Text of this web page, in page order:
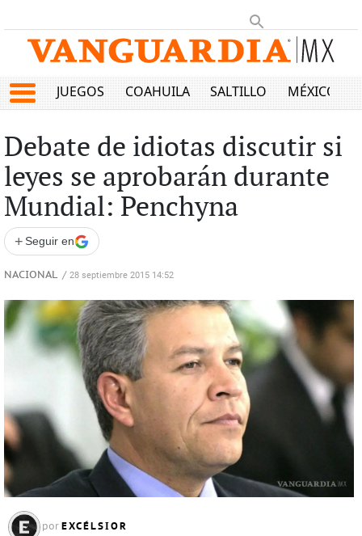
JUEGOS COAHUILA SALTILLO MÉXICO
Debate de idiotas discutir si
leyes se aprobarán durante
Mundial: Penchyna
+ Seguir en
NACIONAL / 28 septiembre 2015 14:52
por EXCÉLSIOR